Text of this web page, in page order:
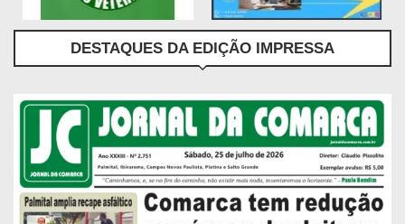
DESTAQUES DA EDIÇÃO IMPRESSA